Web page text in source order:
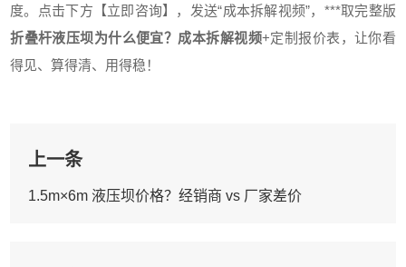
度。点击下方【立即咨询】，发送“成本拆解视频”，***取完整版
折叠杆液压坝为什么便宜？成本拆解视频+定制报价表，让你看
得见、算得清、用得稳！
上一条
1.5m×6m 液压坝价格？经销商 vs 厂家差价